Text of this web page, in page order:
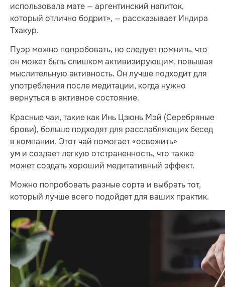
использовала мате — аргентинский напиток,
который отлично бодрит», — рассказывает Индира
Тхакур.
Пуэр можно попробовать, но следует помнить, что
он может быть слишком активизирующим, повышая
мыслительную активность. Он лучше подходит для
употребления после медитации, когда нужно
вернуться в активное состояние.
Красные чаи, такие как Инь Цзюнь Мэй (Серебряные
брови), больше подходят для расслабляющих бесед
в компании. Этот чай помогает «освежить»
ум и создает легкую отстраненность, что также
может создать хороший медитативный эффект.
Можно попробовать разные сорта и выбрать тот,
который лучше всего подойдет для ваших практик.